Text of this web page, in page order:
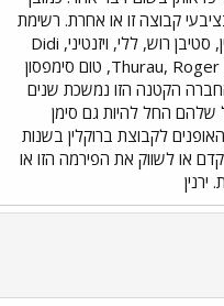
קבוצה זו או אחרת. רשימת
רוכבי עבר קצרה פרננדו אסקרטיין, סטיבן רוש, ללי, ויזנטיני, Didi
Thurau, Roger De Vlaeminck ,Patrick Cercu, טום סימפסון
הקטנה הזו נמשכת שנים
שלהם החל להיות גם סימן
לקבוצת ברוקלין בשנות
לקדם או לשווק את הפירמה הזו או